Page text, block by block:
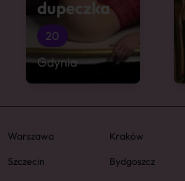
dupeczka
20
Gdynia
Warszawa Kraków
Szczecin
Bydgoszcz